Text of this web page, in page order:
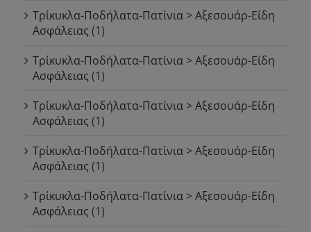
Τρίκυκλα-Ποδήλατα-Πατίνια > Αξεσουάρ-Είδη
Ασφάλειας (1)
Τρίκυκλα-Ποδήλατα-Πατίνια > Αξεσουάρ-Είδη
Ασφάλειας (1)
Τρίκυκλα-Ποδήλατα-Πατίνια > Αξεσουάρ-Είδη
Ασφάλειας (1)
Τρίκυκλα-Ποδήλατα-Πατίνια > Αξεσουάρ-Είδη
Ασφάλειας (1)
Τρίκυκλα-Ποδήλατα-Πατίνια > Αξεσουάρ-Είδη
Ασφάλειας (1)